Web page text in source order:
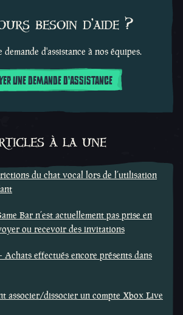
besoin d'aide ?
d'assistance à nos équipes.
UNE DEMANDE D'ASSISTANCE
à la une
du chat vocal lors de l’utilisation
Bar n’est actuellement pas prise en
ou recevoir des invitations
Achats effectués encore présents dans
associer/dissocier un compte Xbox Live